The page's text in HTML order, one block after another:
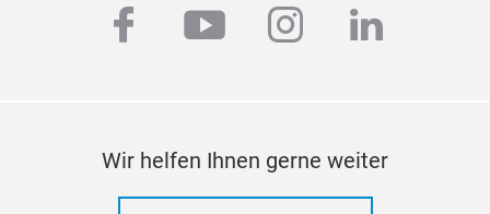
facebook
youtubeinstagram
linkedin
Wir helfen Ihnen gerne weiter